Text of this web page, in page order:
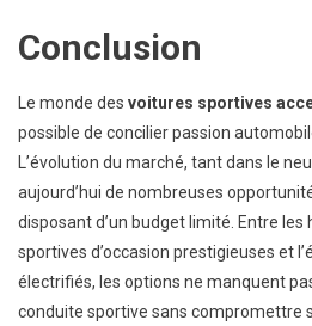
Conclusion
Le monde des voitures sportives
possible de concilier passion
L’évolution du marché, tant dans le
aujourd’hui de nombreuses
disposant d’un budget limité. Entre
sportives d’occasion prestigieuses et
électrifiés, les options ne manquent
conduite sportive sans compromettre